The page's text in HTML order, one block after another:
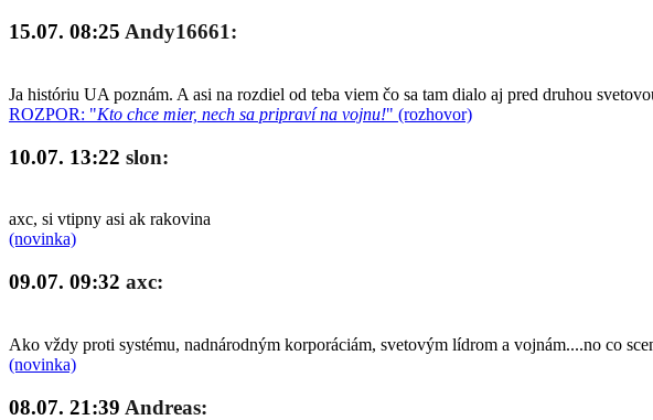
15.07. 08:25 Andy16661:
Ja históriu UA poznám. A asi na rozdiel od teba viem čo sa tam dialo aj pred druhou
ROZPOR: "Kto chce mier, nech sa pripraví na vojnu!" (rozhovor)
10.07. 13:22 slon:
axc, si vtipny asi ak rakovina
(novinka)
09.07. 09:32 axc:
Ako vždy proti systému, nadnárodným korporáciám, svetovým lídrom a vojnám....no co
(novinka)
08.07. 21:39 Andreas: